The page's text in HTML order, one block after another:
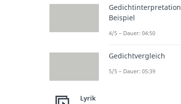
Gedichtinterpretation
Beispiel
4/5 – Dauer: 04:50
Gedichtvergleich
5/5 – Dauer: 05:39
Lyrik